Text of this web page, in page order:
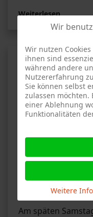
Weiterlesen …
Zuffenhausen
AF
Bericht der
Am späten
Wir
Wir nutzen
ihnen sind
während andere
Nutzererfahrung
Sie können selbst
zulassen möchten.
einer Ablehnung
Funktionalitäten
Weitere